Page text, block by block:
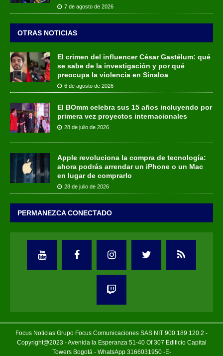
7 de agosto de 2026
OTRAS NOTICIAS
El crimen del influencer César Gastélum: qué
se sabe de la investigación y por qué
preocupa la violencia en Sinaloa
6 de agosto de 2026
El BOmm celebra sus 15 años incluyendo por
primera vez proyectos internacionales
28 de julio de 2026
Apple revoluciona la compra de tecnología:
ahora podrás arrendar un iPhone o un Mac
en lugar de comprarlo
28 de julio de 2026
PERMANEZCA CONECTADO
Focus Noticias Grupo Focus Comunicaciones SAS NIT 900.189.120.2 -
Copyright@2023 - Avenida la Esperanza 51-40 Of 307 Edificio Capital
Towers Bogotá - WhatsApp 3166031950 -E-